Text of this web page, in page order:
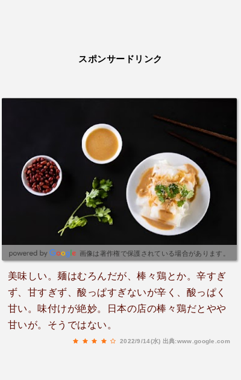
スポンサードリンク
画像は著作権で保護されている場合があります。
美味しい。麺はむろんだが、棒々鶏とか。辛すぎ
ず、甘すぎず、酸っぱすぎないが辛く、酸っぱく
甘い。味付けが絶妙。日本の店の棒々鶏だとやや
甘いが。そうではない。
2022/9/14(水) 出典:www.google.com